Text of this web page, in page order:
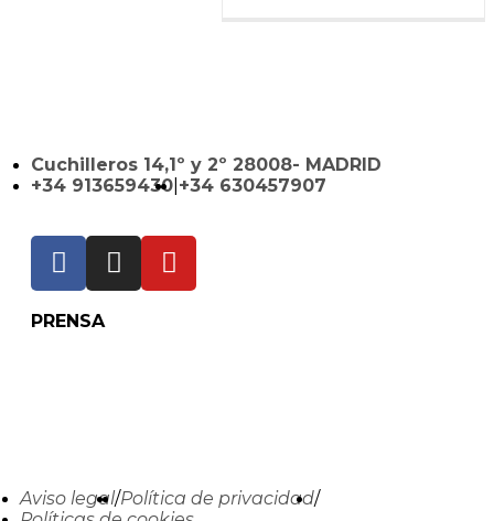
Cuchilleros 14,1º y 2º 28008- MADRID
+34 913659430 +34 630457907
PRENSA
Aviso legal/Política de privacidad/